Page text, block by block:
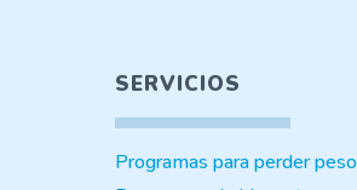
SERVICIOS
Programas para perder peso